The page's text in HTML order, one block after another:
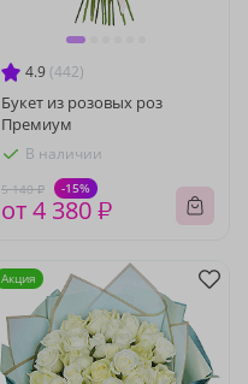
4.9 (442)
Букет из розовых роз
Премиум
В наличии
5 140 ₽ -15%
от 4 380 ₽
Акция